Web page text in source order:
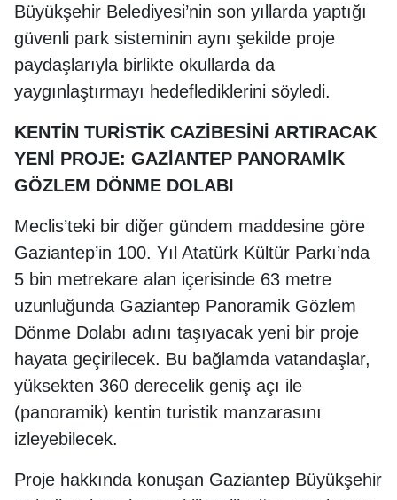
Büyükşehir Belediyesi’nin son yıllarda yaptığı
güvenli park sisteminin aynı şekilde proje
paydaşlarıyla birlikte okullarda da
yaygınlaştırmayı hedeflediklerini söyledi.
KENTİN TURİSTİK CAZİBESİNİ ARTIRACAK
YENİ PROJE: GAZİANTEP PANORAMİK
GÖZLEM DÖNME DOLABI
Meclis’teki bir diğer gündem maddesine göre
Gaziantep’in 100. Yıl Atatürk Kültür Parkı’nda
5 bin metrekare alan içerisinde 63 metre
uzunluğunda Gaziantep Panoramik Gözlem
Dönme Dolabı adını taşıyacak yeni bir proje
hayata geçirilecek. Bu bağlamda vatandaşlar,
yüksekten 360 derecelik geniş açı ile
(panoramik) kentin turistik manzarasını
izleyebilecek.
Proje hakkında konuşan Gaziantep Büyükşehir